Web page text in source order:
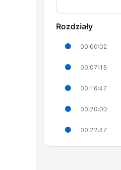
Rozdziały
00:00:02
00:07:15
00:16:47
00:20:00
00:22:47